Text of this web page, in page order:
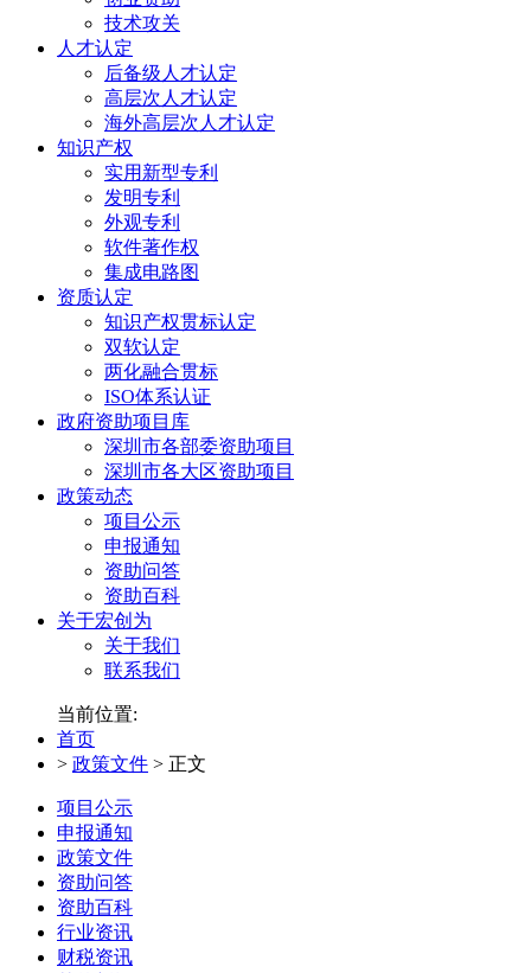
技术攻关
人才认定
后备级人才认定
高层次人才认定
海外高层次人才认定
知识产权
实用新型专利
发明专利
外观专利
软件著作权
集成电路图
资质认定
知识产权贯标认定
双软认定
两化融合贯标
ISO体系认证
政府资助项目库
深圳市各部委资助项目
深圳市各大区资助项目
政策动态
项目公示
申报通知
资助问答
资助百科
关于宏创为
关于我们
联系我们
当前位置:
首页
> 政策文件 > 正文
项目公示
申报通知
政策文件
资助问答
资助百科
行业资讯
财税资讯